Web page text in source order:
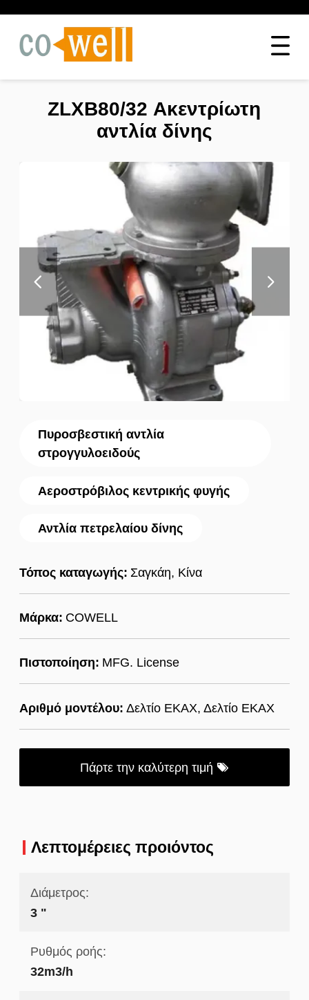
Πυροσβεστική αντλία
στρογγυλοειδούς
Αεροστρόβιλος κεντρικής φυγής
Αντλία πετρελαίου δίνης
Τόπος καταγωγής: Σαγκάη, Κίνα
Μάρκα: COWELL
Πιστοποίηση: MFG. License
Αριθμό μοντέλου: Δελτίο ΕΚΑΧ, Δελτίο ΕΚΑΧ
Πάρτε την καλύτερη τιμή
ZLXB80/32 Ακεντρίωτη
αντλία δίνης
Λεπτομέρειες προιόντος
Διάμετρος:
3 "
Ρυθμός ροής:
32m3/h